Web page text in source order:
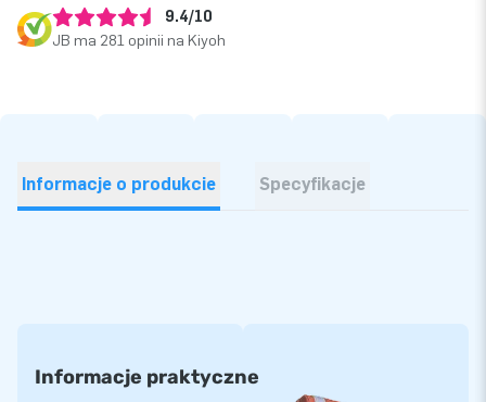
9.4/10
JB ma 281 opinii na Kiyoh
Informacje o produkcie Specyfikacje
Informacje praktyczne